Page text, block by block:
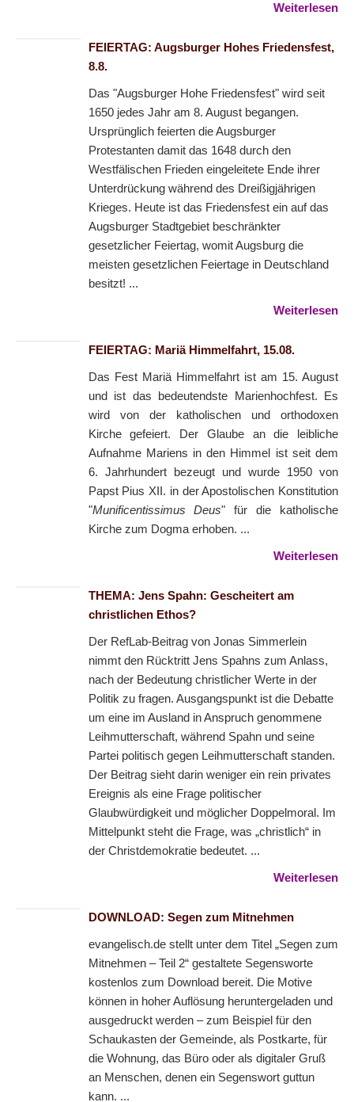
Weiterlesen
FEIERTAG: Augsburger Hohes Friedensfest,
8.8.
Das "Augsburger Hohe Friedensfest" wird seit
1650 jedes Jahr am 8. August begangen.
Ursprünglich feierten die Augsburger
Protestanten damit das 1648 durch den
Westfälischen Frieden eingeleitete Ende ihrer
Unterdrückung während des Dreißigjährigen
Krieges. Heute ist das Friedensfest ein auf das
Augsburger Stadtgebiet beschränkter
gesetzlicher Feiertag, womit Augsburg die
meisten gesetzlichen Feiertage in Deutschland
besitzt! ...
Weiterlesen
FEIERTAG: Mariä Himmelfahrt, 15.08.
Das Fest Mariä Himmelfahrt ist am 15. August
und ist das bedeutendste Marienhochfest. Es
wird von der katholischen und orthodoxen
Kirche gefeiert. Der Glaube an die leibliche
Aufnahme Mariens in den Himmel ist seit dem
6. Jahrhundert bezeugt und wurde 1950 von
Papst Pius XII. in der Apostolischen Konstitution
"Munificentissimus Deus" für die katholische
Kirche zum Dogma erhoben. ...
Weiterlesen
THEMA: Jens Spahn: Gescheitert am
christlichen Ethos?
Der RefLab-Beitrag von Jonas Simmerlein
nimmt den Rücktritt Jens Spahns zum Anlass,
nach der Bedeutung christlicher Werte in der
Politik zu fragen. Ausgangspunkt ist die Debatte
um eine im Ausland in Anspruch genommene
Leihmutterschaft, während Spahn und seine
Partei politisch gegen Leihmutterschaft standen.
Der Beitrag sieht darin weniger ein rein privates
Ereignis als eine Frage politischer
Glaubwürdigkeit und möglicher Doppelmoral. Im
Mittelpunkt steht die Frage, was „christlich“ in
der Christdemokratie bedeutet. ...
Weiterlesen
DOWNLOAD: Segen zum Mitnehmen
evangelisch.de stellt unter dem Titel „Segen zum
Mitnehmen – Teil 2“ gestaltete Segensworte
kostenlos zum Download bereit. Die Motive
können in hoher Auflösung heruntergeladen und
ausgedruckt werden – zum Beispiel für den
Schaukasten der Gemeinde, als Postkarte, für
die Wohnung, das Büro oder als digitaler Gruß
an Menschen, denen ein Segenswort guttun
kann. ...